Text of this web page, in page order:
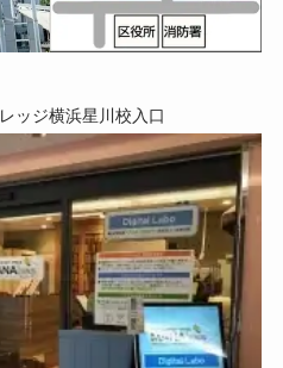
ッジ横浜星川校入口